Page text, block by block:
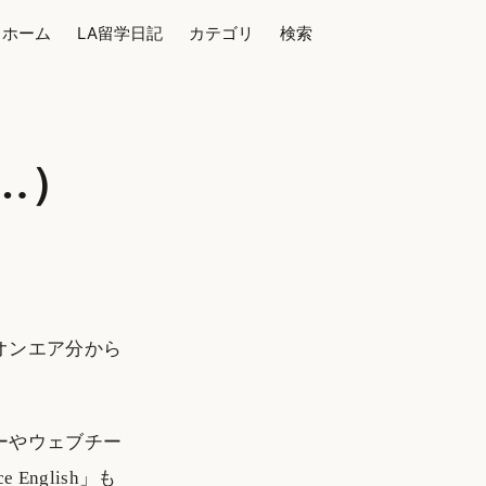
ホーム LA留学日記 カテゴリ 検索
ンエア分から
やウェブチー
English」も